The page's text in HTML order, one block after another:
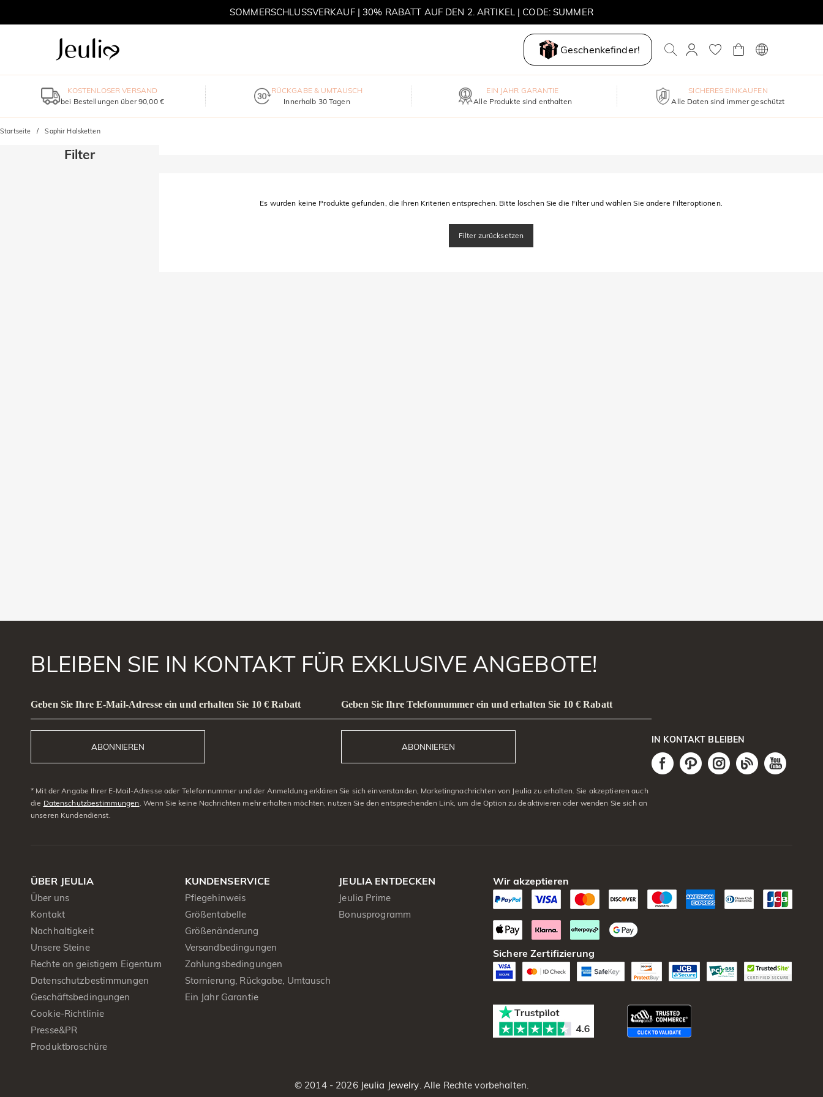
SOMMERSCHLUSSVERKAUF | 30% RABATT AUF DEN 2. ARTIKEL | CODE: SUMMER
Geschenkefinder!
KOSTENLOSER VERSAND
bei Bestellungen über 90,00 €
RÜCKGABE & UMTAUSCH
Innerhalb 30 Tagen
EIN JAHR GARANTIE
Alle Produkte sind enthalten
SICHERES EINKAUFEN
Alle Daten sind immer geschützt
Startseite Saphir Halsketten
Filter
Es wurden keine Produkte gefunden, die Ihren Kriterien entsprechen. Bitte löschen Sie die Filter und wählen Sie andere Filteroptionen.
Filter zurücksetzen
BLEIBEN SIE IN KONTAKT FÜR EXKLUSIVE ANGEBOTE!
Geben Sie Ihre E-Mail-Adresse ein und erhalten Sie 10 € Rabatt
ABONNIEREN
Geben Sie Ihre Telefonnummer ein und erhalten Sie 10 € Rabatt
ABONNIEREN
* Mit der Angabe Ihrer E-Mail-Adresse oder Telefonnummer und der Anmeldung erklären Sie sich einverstanden, Marketingnachrichten von Jeulia zu erhalten. Sie akzeptieren auch
die Datenschutzbestimmungen . Wenn Sie keine Nachrichten mehr erhalten möchten, nutzen Sie den entsprechenden Link, um die Option zu deaktivieren oder wenden Sie sich an
unseren Kundendienst.
IN KONTAKT BLEIBEN
ÜBER JEULIA
Über uns
Kontakt
Nachhaltigkeit
Unsere Steine
Rechte an geistigem Eigentum
Datenschutzbestimmungen
Geschäftsbedingungen
Cookie-Richtlinie
Presse&PR
Produktbroschüre
KUNDENSERVICE
Pflegehinweis
Größentabelle
Größenänderung
Versandbedingungen
Zahlungsbedingungen
Stornierung, Rückgabe, Umtausch
Ein Jahr Garantie
JEULIA ENTDECKEN
Jeulia Prime
Bonusprogramm
Wir akzeptieren
Sichere Zertifizierung
© 2014 - 2026Jeulia Jewelry . Alle Rechte vorbehalten.